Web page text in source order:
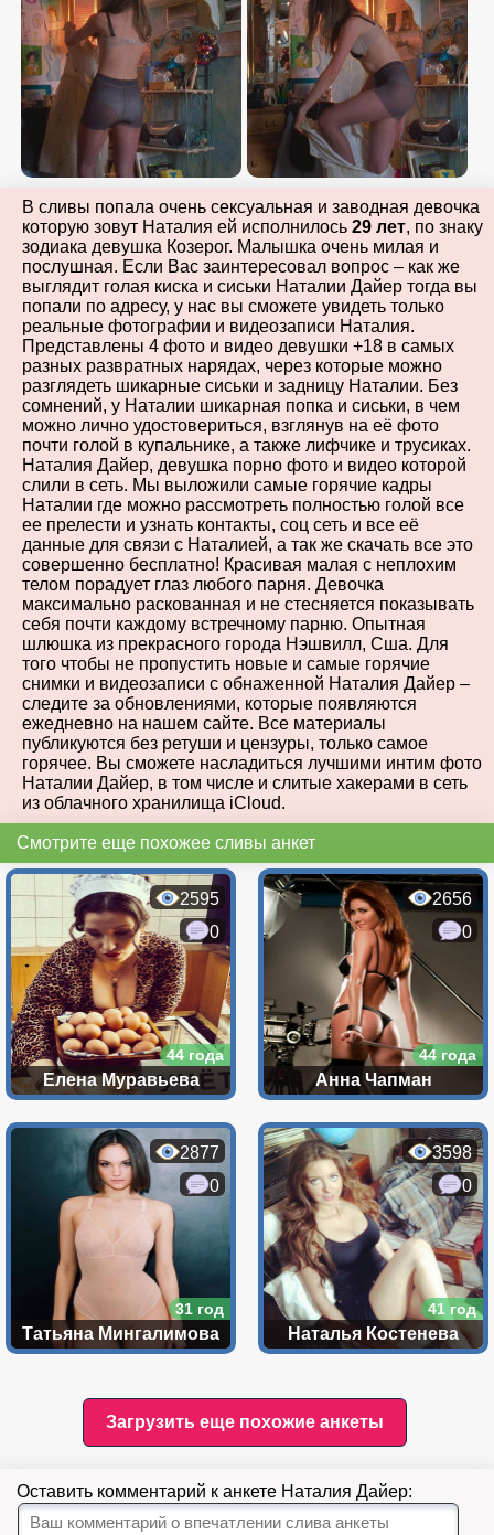
В сливы попала очень сексуальная и заводная девочка
которую зовут Наталия ей исполнилось 29 лет, по знаку
зодиака девушка Козерог. Малышка очень милая и
послушная. Если Вас заинтересовал вопрос – как же
выглядит голая киска и сиськи Наталии Дайер тогда вы
попали по адресу, у нас вы сможете увидеть только
реальные фотографии и видеозаписи Наталия.
Представлены 4 фото и видео девушки +18 в самых
разных развратных нарядах, через которые можно
разглядеть шикарные сиськи и задницу Наталии. Без
сомнений, у Наталии шикарная попка и сиськи, в чем
можно лично удостовериться, взглянув на её фото
почти голой в купальнике, а также лифчике и трусиках.
Наталия Дайер, девушка порно фото и видео которой
слили в сеть. Мы выложили самые горячие кадры
Наталии где можно рассмотреть полностью голой все
ее прелести и узнать контакты, соц сеть и все её
данные для связи с Наталией, а так же скачать все это
совершенно бесплатно! Красивая малая с неплохим
телом порадует глаз любого парня. Девочка
максимально раскованная и не стесняется показывать
себя почти каждому встречному парню. Опытная
шлюшка из прекрасного города Нэшвилл, Сша. Для
того чтобы не пропустить новые и самые горячие
снимки и видеозаписи с обнаженной Наталия Дайер –
следите за обновлениями, которые появляются
ежедневно на нашем сайте. Все материалы
публикуются без ретуши и цензуры, только самое
горячее. Вы сможете насладиться лучшими интим фото
Наталии Дайер, в том числе и слитые хакерами в сеть
из облачного хранилища iCloud.
Смотрите еще похожее сливы анкет
2595
0
44 года
Елена Муравьева
2656
0
44 года
Анна Чапман
2877
0
31 год
Татьяна Мингалимова
3598
0
41 год
Наталья Костенева
Загрузить еще похожие анкеты
Оставить комментарий к анкете Наталия Дайер: